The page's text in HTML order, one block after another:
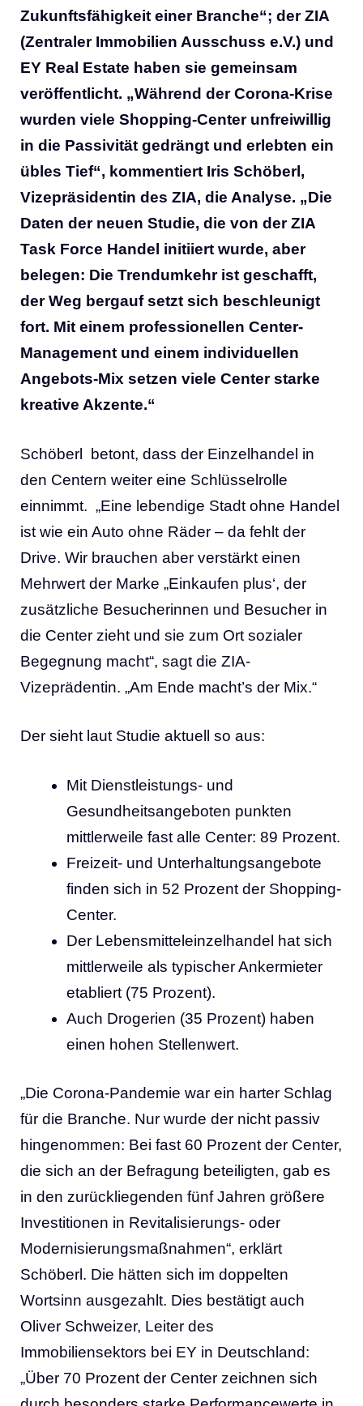
Zukunftsfähigkeit einer Branche“; der ZIA
(Zentraler Immobilien Ausschuss e.V.) und
EY Real Estate haben sie gemeinsam
veröffentlicht. „Während der Corona-Krise
wurden viele Shopping-Center unfreiwillig
in die Passivität gedrängt und erlebten ein
übles Tief“, kommentiert Iris Schöberl,
Vizepräsidentin des ZIA, die Analyse. „Die
Daten der neuen Studie, die von der ZIA
Task Force Handel initiiert wurde, aber
belegen: Die Trendumkehr ist geschafft,
der Weg bergauf setzt sich beschleunigt
fort. Mit einem professionellen Center-
Management und einem individuellen
Angebots-Mix setzen viele Center starke
kreative Akzente.“
Schöberl betont, dass der Einzelhandel in
den Centern weiter eine Schlüsselrolle
einnimmt. „Eine lebendige Stadt ohne Handel
ist wie ein Auto ohne Räder – da fehlt der
Drive. Wir brauchen aber verstärkt einen
Mehrwert der Marke „Einkaufen plus‘, der
zusätzliche Besucherinnen und Besucher in
die Center zieht und sie zum Ort sozialer
Begegnung macht“, sagt die ZIA-
Vizeprädentin. „Am Ende macht’s der Mix.“
Der sieht laut Studie aktuell so aus:
Mit Dienstleistungs- und
Gesundheitsangeboten punkten
mittlerweile fast alle Center: 89 Prozent.
Freizeit- und Unterhaltungsangebote
finden sich in 52 Prozent der Shopping-
Center.
Der Lebensmitteleinzelhandel hat sich
mittlerweile als typischer Ankermieter
etabliert (75 Prozent).
Auch Drogerien (35 Prozent) haben
einen hohen Stellenwert.
„Die Corona-Pandemie war ein harter Schlag
für die Branche. Nur wurde der nicht passiv
hingenommen: Bei fast 60 Prozent der Center,
die sich an der Befragung beteiligten, gab es
in den zurückliegenden fünf Jahren größere
Investitionen in Revitalisierungs- oder
Modernisierungsmaßnahmen“, erklärt
Schöberl. Die hätten sich im doppelten
Wortsinn ausgezahlt. Dies bestätigt auch
Oliver Schweizer, Leiter des
Immobiliensektors bei EY in Deutschland:
„Über 70 Prozent der Center zeichnen sich